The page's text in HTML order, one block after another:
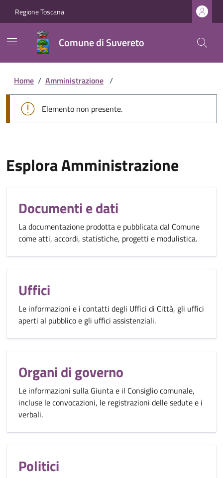
Regione Toscana
Comune di Suvereto
Home / Amministrazione /
Elemento non presente.
Esplora Amministrazione
Documenti e dati
La documentazione prodotta e pubblicata dal Comune
come atti, accordi, statistiche, progetti e modulistica.
Uffici
Le informazioni e i contatti degli Uffici di Città, gli uffici
aperti al pubblico e gli uffici assistenziali.
Organi di governo
Le informazioni sulla Giunta e il Consiglio comunale,
incluse le convocazioni, le registrazioni delle sedute e i
verbali.
Politici